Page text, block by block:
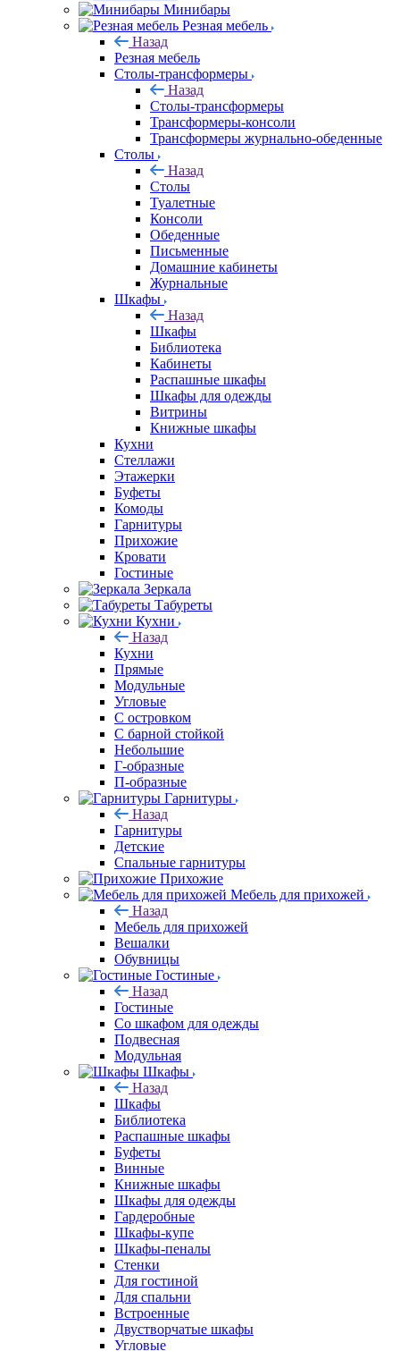
Минибары
Резная мебель
Назад
Резная мебель
Столы-трансформеры
Назад
Столы-трансформеры
Трансформеры-консоли
Трансформеры журнально-обеденные
Столы
Назад
Столы
Туалетные
Консоли
Обеденные
Письменные
Домашние кабинеты
Журнальные
Шкафы
Назад
Шкафы
Библиотека
Кабинеты
Распашные шкафы
Шкафы для одежды
Витрины
Книжные шкафы
Кухни
Стеллажи
Этажерки
Буфеты
Комоды
Гарнитуры
Прихожие
Кровати
Гостиные
Зеркала
Табуреты
Кухни
Назад
Кухни
Прямые
Модульные
Угловые
С островком
С барной стойкой
Небольшие
Г-образные
П-образные
Гарнитуры
Назад
Гарнитуры
Детские
Спальные гарнитуры
Прихожие
Мебель для прихожей
Назад
Мебель для прихожей
Вешалки
Обувницы
Гостиные
Назад
Гостиные
Со шкафом для одежды
Подвесная
Модульная
Шкафы
Назад
Шкафы
Библиотека
Распашные шкафы
Буфеты
Винные
Книжные шкафы
Шкафы для одежды
Гардеробные
Шкафы-купе
Шкафы-пеналы
Стенки
Для гостиной
Для спальни
Встроенные
Двустворчатые шкафы
Угловые